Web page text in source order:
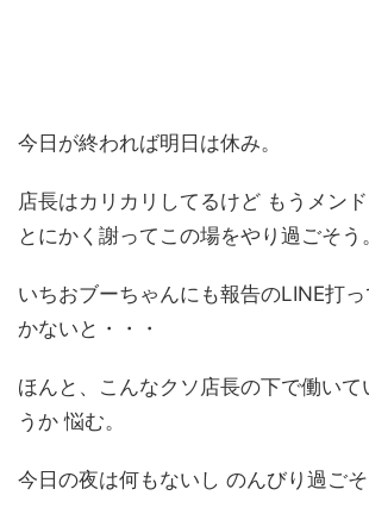
今日が終われば明日は休み。
店長はカリカリしてるけど もうメンド
とにかく謝ってこの場をやり過ごそう。
いちおブーちゃんにも報告のLINE打
かないと・・・
ほんと、こんなクソ店長の下で働いて
うか 悩む。
今日の夜は何もないし のんびり過ごそ